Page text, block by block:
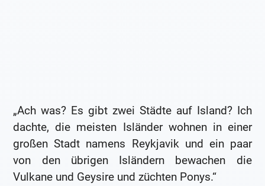
„Ach was? Es gibt zwei Städte auf Island? Ich
dachte, die meisten Isländer wohnen in einer
großen Stadt namens Reykjavik und ein paar
von den übrigen Isländern bewachen die
Vulkane und Geysire und züchten Ponys.“